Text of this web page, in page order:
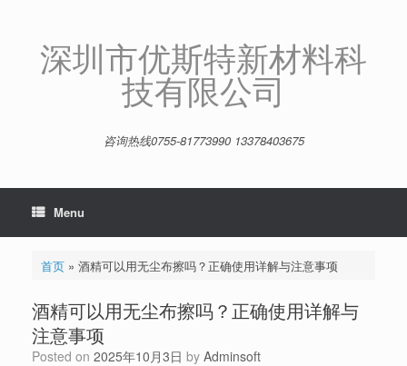
深圳市优斯特新材料科
技有限公司
咨询热线0755-81773990 13378403675
Menu
首页» 酒精可以用无尘布擦吗？正确使用详解与注意事项
酒精可以用无尘布擦吗？正确使用详解与
注意事项
Posted on 2025年10月3日 by Adminsoft